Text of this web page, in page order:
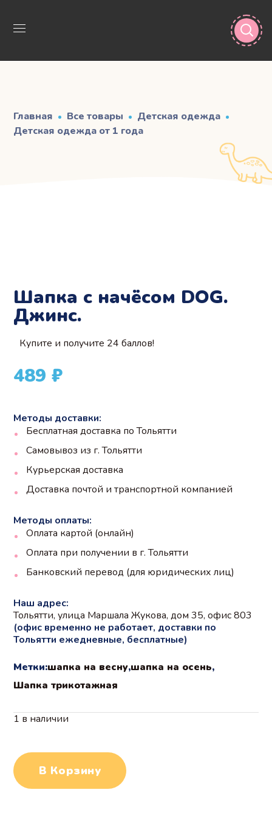
Главная Все товары
Детская одежда
Детская одежда от 1 года
Шапка с начёсом DOG.
Джинс.
Купите и получите 24 баллов!
489₽
Методы доставки:
Бесплатная доставка по Тольятти
Самовывоз из г. Тольятти
Курьерская доставка
Доставка почтой и транспортной компанией
Методы оплаты:
Оплата картой (онлайн)
Оплата при получении в г. Тольятти
Банковский перевод (для юридических лиц)
Наш адрес:
Тольятти, улица Маршала Жукова, дом 35, офис 803
(офис временно не работает, доставки по
Тольятти ежедневные, бесплатные)
Метки:шапка на весну,шапка на осень,
Шапка трикотажная
1 в наличии
В Корзину